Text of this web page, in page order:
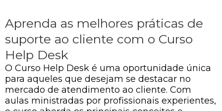
Aprenda as melhores práticas de
suporte ao cliente com o Curso
Help Desk
O Curso Help Desk é uma oportunidade única
para aqueles que desejam se destacar no
mercado de atendimento ao cliente. Com
aulas ministradas por profissionais experientes,